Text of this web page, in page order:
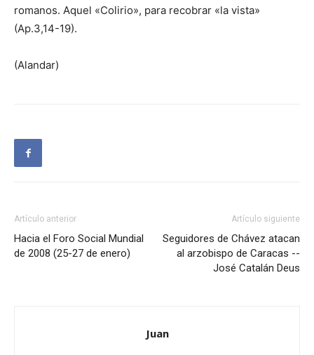
romanos. Aquel «Colirio», para recobrar «la vista»
(Ap.3,14-19).
(Alandar)
Artículo anterior
Hacia el Foro Social Mundial
de 2008 (25-27 de enero)
Artículo siguiente
Seguidores de Chávez atacan
al arzobispo de Caracas --
José Catalán Deus
Juan